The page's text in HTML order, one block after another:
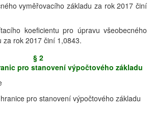
vyměřovacího základu za rok 2017 činí
koeficientu pro úpravu všeobecného
za rok 2017 činí 1,0843.
§ 2
pro stanovení výpočtového základu
pro stanovení výpočtového základu